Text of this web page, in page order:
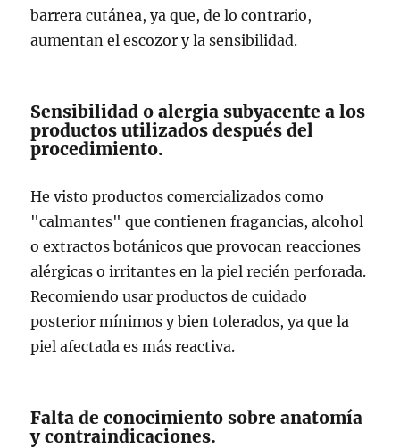
barrera cutánea, ya que, de lo contrario,
aumentan el escozor y la sensibilidad.
Sensibilidad o alergia subyacente a los
productos utilizados después del
procedimiento.
He visto productos comercializados como
"calmantes" que contienen fragancias, alcohol
o extractos botánicos que provocan reacciones
alérgicas o irritantes en la piel recién perforada.
Recomiendo usar productos de cuidado
posterior mínimos y bien tolerados, ya que la
piel afectada es más reactiva.
Falta de conocimiento sobre anatomía
y contraindicaciones.